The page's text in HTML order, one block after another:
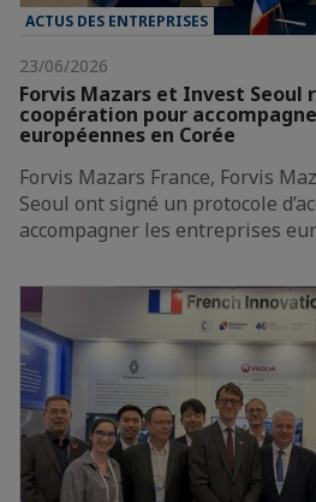
ACTUS DES ENTREPRISES
23/06/2026
Forvis Mazars et Invest
coopération pour
européennes en Corée
Forvis Mazars France, Forvis
Seoul ont signé un protocole
accompagner les entreprises